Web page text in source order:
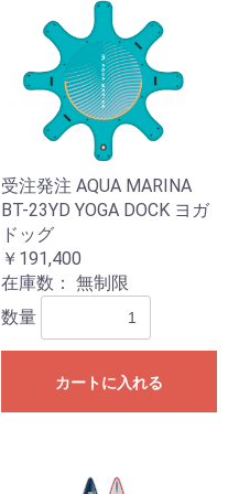
受注発注 AQUA MARINA
BT-23YD YOGA DOCK ヨガ
ドッグ
￥191,400
在庫数： 無制限
数量
カートに入れる